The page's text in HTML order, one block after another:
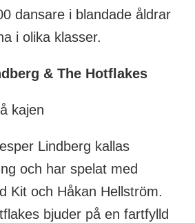
dansare i blandade åldrar
i olika klasser.
& The Hotflakes
kajen
Lindberg kallas
och har spelat med
Kit och Håkan Hellström.
bjuder på en fartfylld